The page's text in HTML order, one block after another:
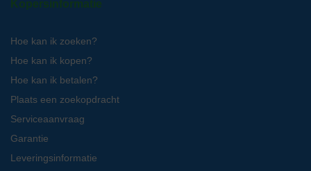
Kopersinformatie
Hoe kan ik zoeken?
Hoe kan ik kopen?
Hoe kan ik betalen?
Plaats een zoekopdracht
Serviceaanvraag
Garantie
Leveringsinformatie